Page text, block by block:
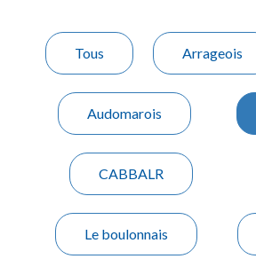
Tous Arrageois
Audomarois
CABBALR
Le boulonnais